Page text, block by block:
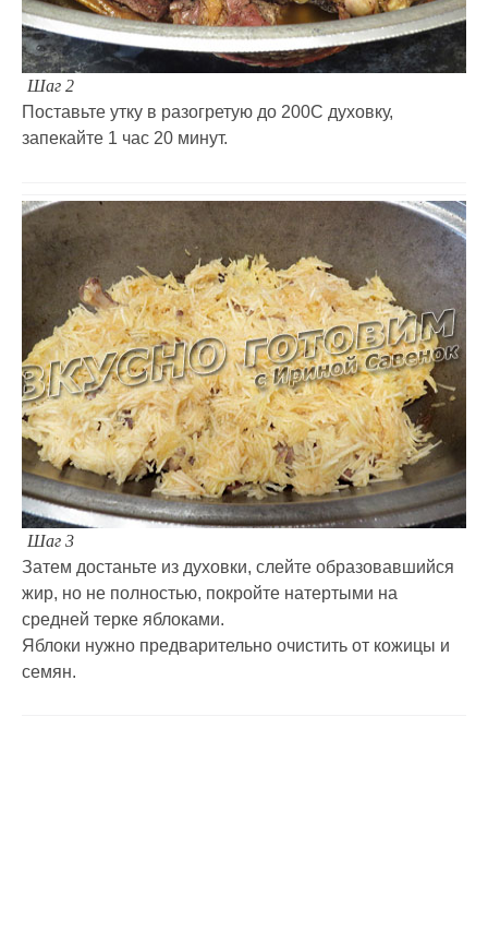
Шаг 2
Поставьте утку в разогретую до 200С духовку,
запекайте 1 час 20 минут.
Шаг 3
Затем достаньте из духовки, слейте образовавшийся
жир, но не полностью, покройте натертыми на
средней терке яблоками.
Яблоки нужно предварительно очистить от кожицы и
семян.